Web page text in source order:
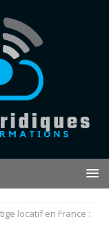
locatif en France :